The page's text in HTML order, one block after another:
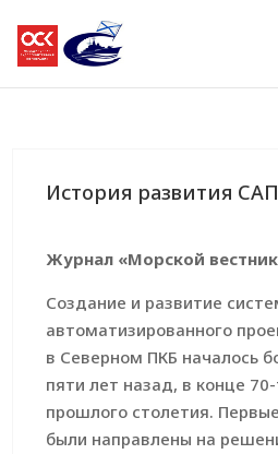
История развития
Журнал «Морской
Создание и развитие
автоматизированного
в Северном ПКБ началось
пяти лет назад, в конце
прошлого столетия.
были направлены на